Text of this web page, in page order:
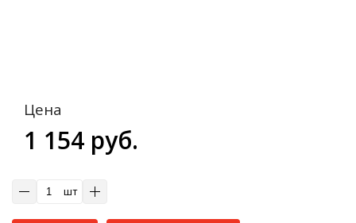
Цена
1 154 руб.
шт